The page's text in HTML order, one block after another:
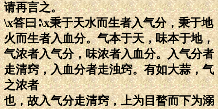
请再言之。
\x答曰∶\x秉于天水而生者入气分，秉于地
火而生者入血分。气本于天，味本于地，
气浓者入气分，味浓者入血分。入气分者
走清窍，入血分者走浊窍。有如大蒜，气
之浓者
也，故入气分走清窍，上为目瞀而下为溺